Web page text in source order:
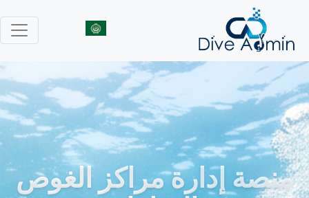
منصة إدارة مراكز الغوص